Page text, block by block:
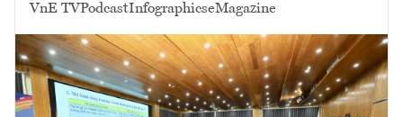
VnE TVPodcastInfographicseMagazine